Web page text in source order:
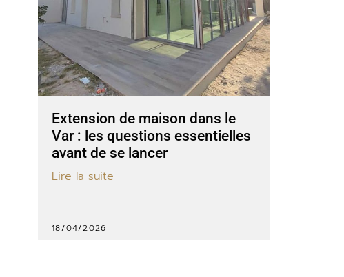
Extension de maison dans le
Var : les questions essentielles
avant de se lancer
Lire la suite
18/04/2026